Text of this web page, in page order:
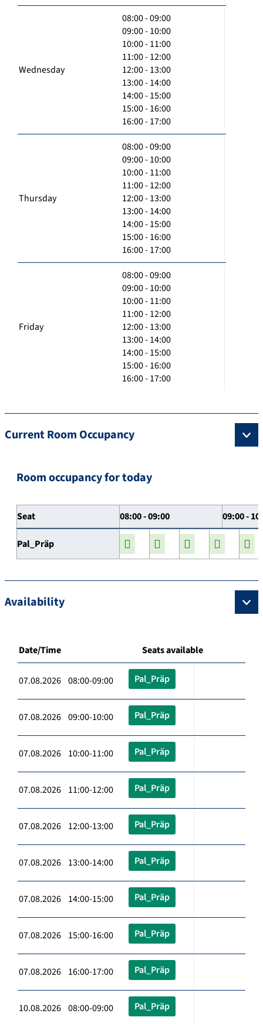
Wednesday
08:00 - 09:00
09:00 - 10:00
10:00 - 11:00
11:00 - 12:00
12:00 - 13:00
13:00 - 14:00
14:00 - 15:00
15:00 - 16:00
16:00 - 17:00
Thursday
08:00 - 09:00
09:00 - 10:00
10:00 - 11:00
11:00 - 12:00
12:00 - 13:00
13:00 - 14:00
14:00 - 15:00
15:00 - 16:00
16:00 - 17:00
Friday
08:00 - 09:00
09:00 - 10:00
10:00 - 11:00
11:00 - 12:00
12:00 - 13:00
13:00 - 14:00
14:00 - 15:00
15:00 - 16:00
16:00 - 17:00
Current Room Occupancy
Room occupancy for today
Seat 08:00 - 09:00 09:00 -
Pal_Präp
Availability
Date/Time Seats available
07.08.2026 08:00-09:00 Pal_Präp
07.08.2026 09:00-10:00 Pal_Präp
07.08.2026 10:00-11:00 Pal_Präp
07.08.2026 11:00-12:00 Pal_Präp
07.08.2026 12:00-13:00 Pal_Präp
07.08.2026 13:00-14:00 Pal_Präp
07.08.2026 14:00-15:00 Pal_Präp
07.08.2026 15:00-16:00 Pal_Präp
07.08.2026 16:00-17:00 Pal_Präp
10.08.2026 08:00-09:00 Pal_Präp